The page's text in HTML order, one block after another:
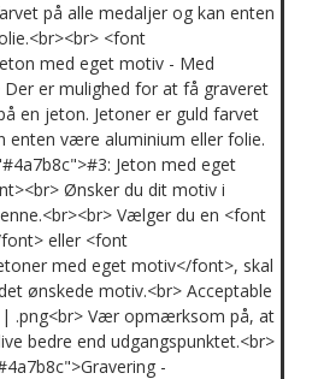
på alle medaljer og kan enten
<font
med eget motiv - Med
Der er mulighed for at få graveret
en jeton. Jetoner er guld farvet
enten være aluminium eller folie.
Jeton med eget
Ønsker du dit motiv i
Vælger du en <font
eller <font
med eget motiv</font>, skal
ønskede motiv.<br> Acceptable
.png<br> Vær opmærksom på, at
bedre end udgangspunktet.<br>
-